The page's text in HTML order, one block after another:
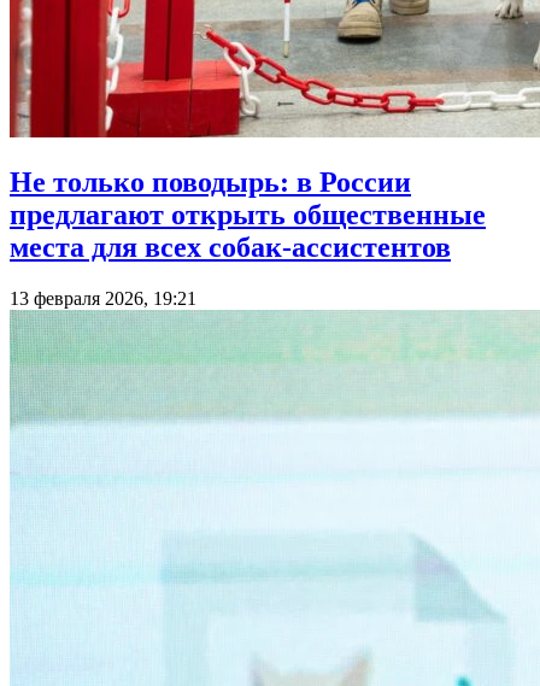
Не только поводырь: в России
предлагают открыть общественные
места для всех собак-ассистентов
13 февраля 2026, 19:21